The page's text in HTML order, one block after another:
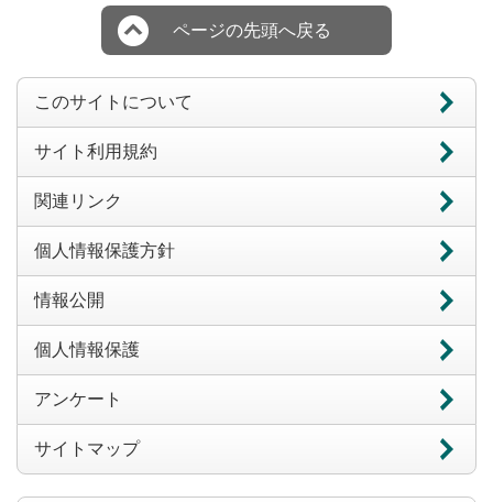
ページの先頭へ戻る
このサイトについて
サイト利用規約
関連リンク
個人情報保護方針
情報公開
個人情報保護
アンケート
サイトマップ